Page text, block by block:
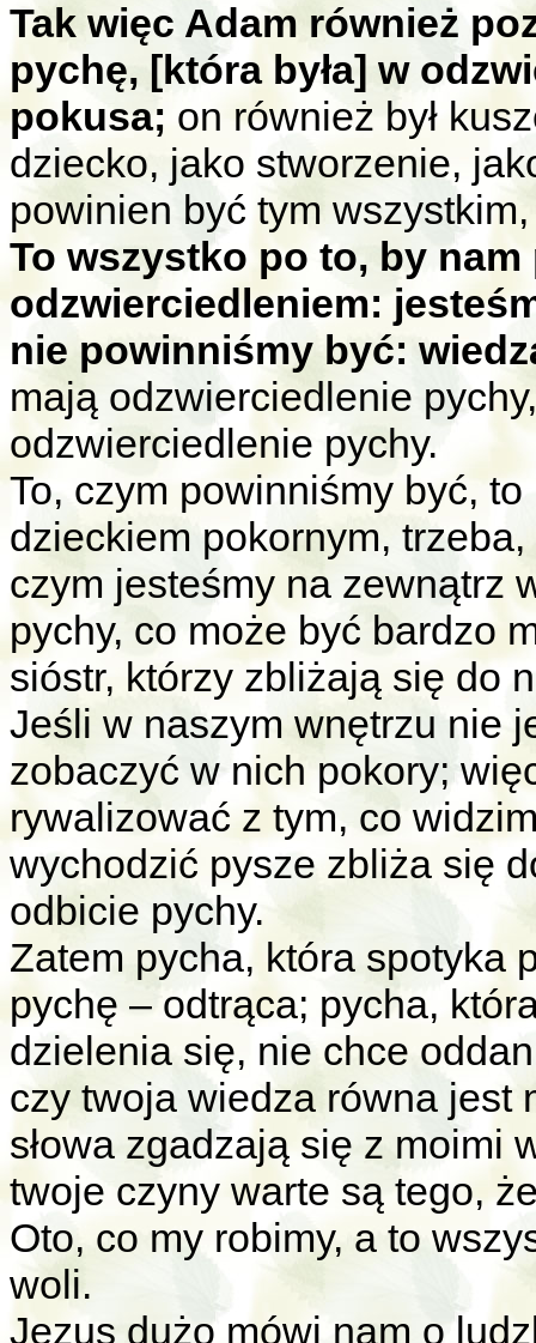
Tak więc Adam również
pychę, [która była] w
pokusa; on również był
dziecko, jako stworzenie,
powinien być tym
To wszystko po to, by
odzwierciedleniem:
nie powinniśmy być:
mają odzwierciedlenie
odzwierciedlenie pychy.
To, czym powinniśmy być,
dzieckiem pokornym,
czym jesteśmy na zewnątrz
pychy, co może być bardzo
sióstr, którzy zbliżają się do
Jeśli w naszym wnętrzu nie
zobaczyć w nich pokory;
rywalizować z tym, co
wychodzić pysze zbliża się
odbicie pychy.
Zatem pycha, która spotyka
pychę – odtrąca; pycha,
dzielenia się, nie chce
czy twoja wiedza równa jest
słowa zgadzają się z moimi
twoje czyny warte są tego,
Oto, co my robimy, a to
woli.
Jezus dużo mówi nam o